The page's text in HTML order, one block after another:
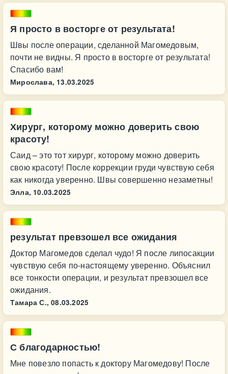
Я просто в восторге от результата!
Швы после операции, сделанной Магомедовым,
почти не видны. Я просто в восторге от результата!
Спасибо вам!
Мирослава, 13.03.2025
Хирург, которому можно доверить свою
красоту!
Саид – это тот хирург, которому можно доверить
свою красоту! После коррекции груди чувствую себя
как никогда уверенно. Швы совершенно незаметны!
Элла, 10.03.2025
результат превзошел все ожидания
Доктор Магомедов сделал чудо! Я после липосакции
чувствую себя по-настоящему уверенно. Объяснил
все тонкости операции, и результат превзошел все
ожидания.
Тамара С., 08.03.2025
С благодарностью!
Мне повезло попасть к доктору Магомедову! После